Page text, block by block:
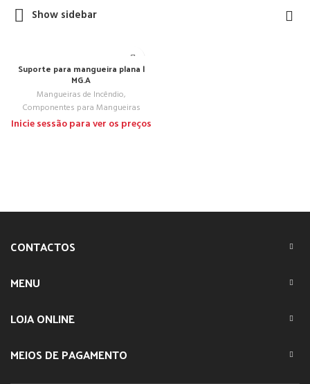
Show sidebar
Suporte para mangueira plana |
MG.A
Mangueiras de Incêndio,
Componentes para Mangueiras
Inicie sessão para ver os preços
CONTACTOS
MENU
LOJA ONLINE
MEIOS DE PAGAMENTO